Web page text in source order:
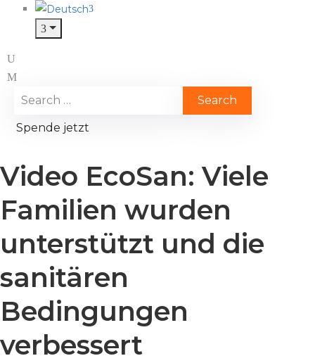
Spende jetzt
Video EcoSan: Viele
Familien wurden
unterstützt und die
sanitären
Bedingungen
verbessert